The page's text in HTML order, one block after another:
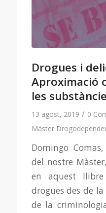
Drogues i
Aproximació
les
13 agost, 2019 / 0
Màster
Domingo
del nostre
en aquest
drogues des de
de la